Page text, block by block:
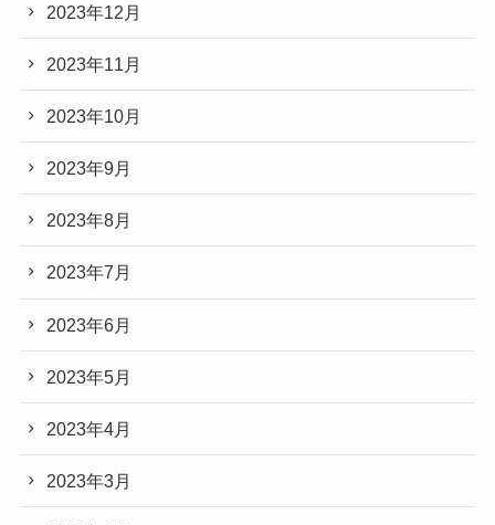
2023年12月
2023年11月
2023年10月
2023年9月
2023年8月
2023年7月
2023年6月
2023年5月
2023年4月
2023年3月